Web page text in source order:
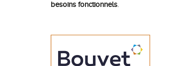
besoins fonctionnels